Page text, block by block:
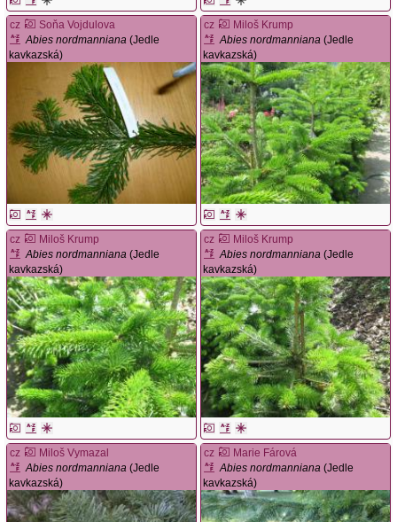
cz
Soňa Vojdulova
Abies nordmanniana (Jedle
kavkazská)
cz
Miloš Krump
Abies nordmanniana (Jedle
kavkazská)
cz
Miloš Krump
Abies nordmanniana (Jedle
kavkazská)
cz
Miloš Krump
Abies nordmanniana (Jedle
kavkazská)
cz
Miloš Vymazal
Abies nordmanniana (Jedle
kavkazská)
cz
Marie Fárová
Abies nordmanniana (Jedle
kavkazská)